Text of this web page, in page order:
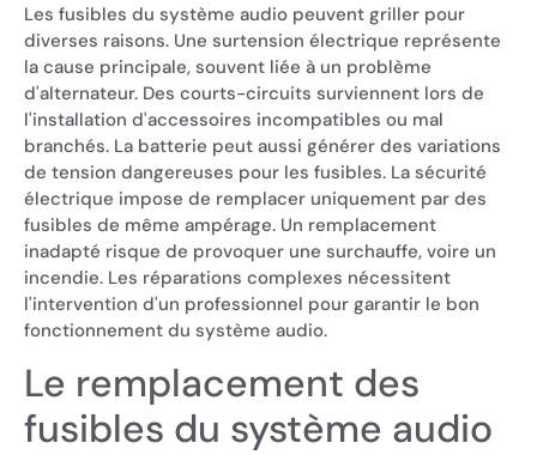
Les fusibles du système audio peuvent griller pour
diverses raisons. Une surtension électrique représente
la cause principale, souvent liée à un problème
d'alternateur. Des courts-circuits surviennent lors de
l'installation d'accessoires incompatibles ou mal
branchés. La batterie peut aussi générer des variations
de tension dangereuses pour les fusibles. La sécurité
électrique impose de remplacer uniquement par des
fusibles de même ampérage. Un remplacement
inadapté risque de provoquer une surchauffe, voire un
incendie. Les réparations complexes nécessitent
l'intervention d'un professionnel pour garantir le bon
fonctionnement du système audio.
Le remplacement des
fusibles du système audio